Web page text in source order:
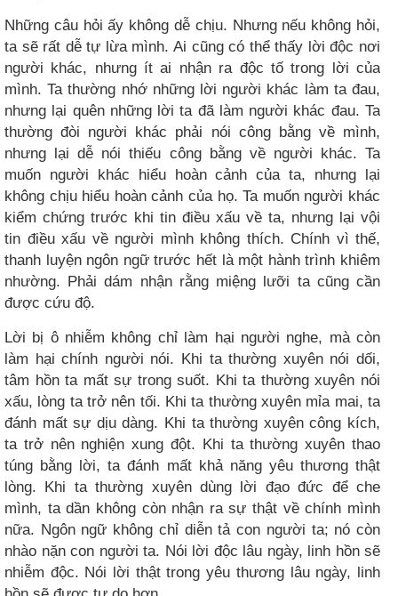
Những câu hỏi ấy không dễ chịu. Nhưng nếu không hỏi,
ta sẽ rất dễ tự lừa mình. Ai cũng có thể thấy lời độc nơi
người khác, nhưng ít ai nhận ra độc tố trong lời của
mình. Ta thường nhớ những lời người khác làm ta đau,
nhưng lại quên những lời ta đã làm người khác đau. Ta
thường đòi người khác phải nói công bằng về mình,
nhưng lại dễ nói thiếu công bằng về người khác. Ta
muốn người khác hiểu hoàn cảnh của ta, nhưng lại
không chịu hiểu hoàn cảnh của họ. Ta muốn người khác
kiểm chứng trước khi tin điều xấu về ta, nhưng lại vội
tin điều xấu về người mình không thích. Chính vì thế,
thanh luyện ngôn ngữ trước hết là một hành trình khiêm
nhường. Phải dám nhận rằng miệng lưỡi ta cũng cần
được cứu độ.
Lời bị ô nhiễm không chỉ làm hại người nghe, mà còn
làm hại chính người nói. Khi ta thường xuyên nói dối,
tâm hồn ta mất sự trong suốt. Khi ta thường xuyên nói
xấu, lòng ta trở nên tối. Khi ta thường xuyên mỉa mai, ta
đánh mất sự dịu dàng. Khi ta thường xuyên công kích,
ta trở nên nghiện xung đột. Khi ta thường xuyên thao
túng bằng lời, ta đánh mất khả năng yêu thương thật
lòng. Khi ta thường xuyên dùng lời đạo đức để che
mình, ta dần không còn nhận ra sự thật về chính mình
nữa. Ngôn ngữ không chỉ diễn tả con người ta; nó còn
nhào nặn con người ta. Nói lời độc lâu ngày, linh hồn sẽ
nhiễm độc. Nói lời thật trong yêu thương lâu ngày, linh